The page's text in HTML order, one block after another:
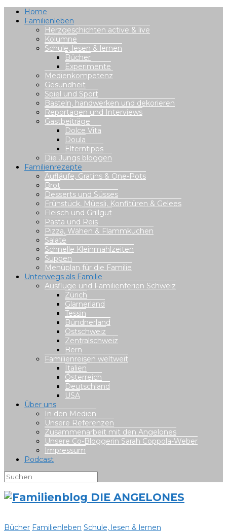
Home
Familienleben
Herzgeschichten active & live
Kolumne
Schule, lesen & lernen
Bücher
Experimente
Medienkompetenz
Gesundheit
Spiel und Sport
Basteln, handwerken und dekorieren
Reportagen und Interviews
Gastbeiträge
Dolce Vita
Doula
Elterntipps
Die Jungs bloggen
Familienrezepte
Aufläufe, Gratins & One-Pots
Brot
Desserts und Süsses
Frühstück, Müesli, Konfitüren & Gelees
Fleisch und Grillgut
Pasta und Reis
Pizza, Wähen & Flammkuchen
Salate
Schnelle Kleinmahlzeiten
Suppen
Menüplan für die Familie
Unterwegs als Familie
Ausflüge und Familienferien Schweiz
Zürich
Glarnerland
Tessin
Bündnerland
Ostschweiz
Zentralschweiz
Bern
Familienreisen weltweit
Italien
Österreich
Deutschland
USA
Über uns
In den Medien
Unsere Referenzen
Zusammenarbeit mit den Angelones
Unsere Co-Bloggerin Sarah Coppola-Weber
Impressum
Podcast
Bücher Familienleben Schule, lesen & lernen